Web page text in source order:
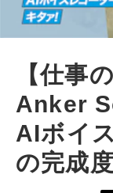
【仕事
Anker
AIボイ
の完成